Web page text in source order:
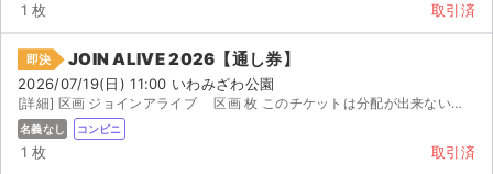
1 枚 取引済
即決 JOIN ALIVE 2026【通し券】
2026/07/19(日) 11:00 いわみざわ公園
[詳細] 区画 ジョインアライブ 区画 枚 このチケットは分配が出来ないため、 チ...
名義なし コンビニ
1 枚 取引済